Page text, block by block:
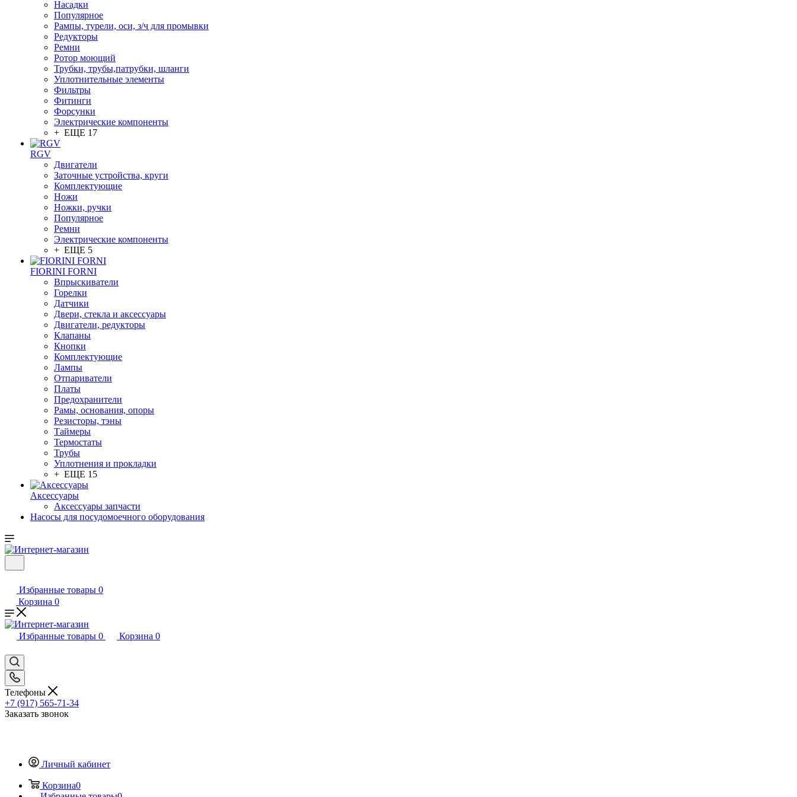
Насадки
Популярное
Рампы, турели, оси, з/ч для промывки
Редукторы
Ремни
Ротор моющий
Трубки, трубы,патрубки, шланги
Уплотнительные элементы
Фильтры
Фитинги
Форсунки
Электрические компоненты
+ ЕЩЕ 17
RGV
Двигатели
Заточные устройства, круги
Комплектующие
Ножи
Ножки, ручки
Популярное
Ремни
Электрические компоненты
+ ЕЩЕ 5
FIORINI FORNI
Впрыскиватели
Горелки
Датчики
Двери, стекла и аксессуары
Двигатели, редукторы
Клапаны
Кнопки
Комплектующие
Лампы
Отпариватели
Платы
Предохранители
Рамы, основания, опоры
Резисторы, тэны
Таймеры
Термостаты
Трубы
Уплотнения и прокладки
+ ЕЩЕ 15
Аксессуары
Аксессуары запчасти
Насосы для посудомоечного оборудования
Избранные товары 0
Корзина 0
Избранные товары 0 Корзина 0
Телефоны
+7 (917) 565-71-34
Заказать звонок
Личный кабинет
Корзина0